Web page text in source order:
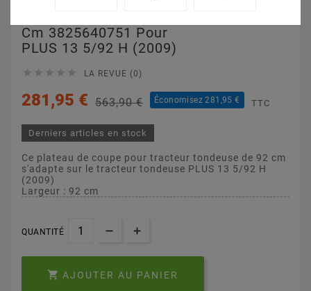
Cm 3825640751 Pour
PLUS 13 5/92 H (2009)
     LA REVUE (0)
281,95 € 563,90 € Économisez 281,95 € TTC
Derniers articles en stock
Ce plateau de coupe pour tracteur tondeuse de 92 cm
s'adapte sur le tracteur tondeuse PLUS 13 5/92 H
(2009)
Largeur : 92 cm
QUANTITÉ
 AJOUTER AU PANIER